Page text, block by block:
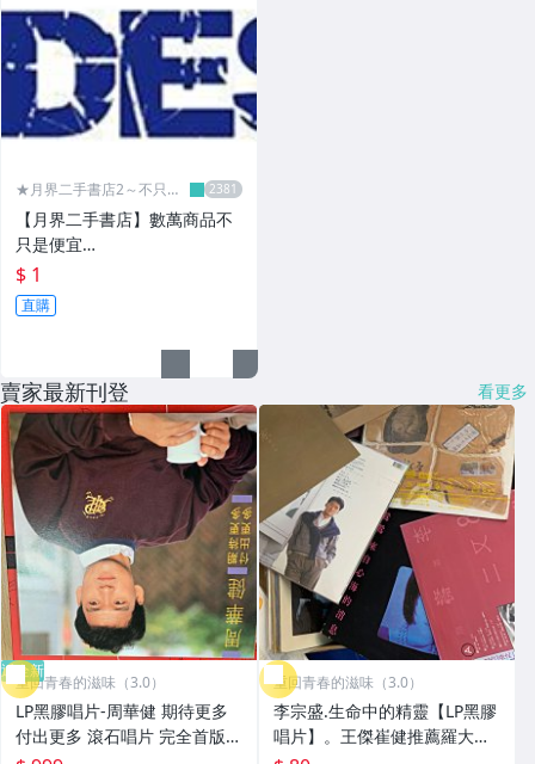
★月界二手書店2～不只是
【月界二手書店】數萬商品不
只是便宜…
$ 1
直購
賣家最新刊登 看更多
近全新
重回青春的滋味（3.0）
LP黑膠唱片-周華健 期待更多
付出更多 滾石唱片 完全首版
重回青春的滋味（3.0）
李宗盛.生命中的精靈【LP黑膠
唱片】。王傑崔健推薦羅大佑/